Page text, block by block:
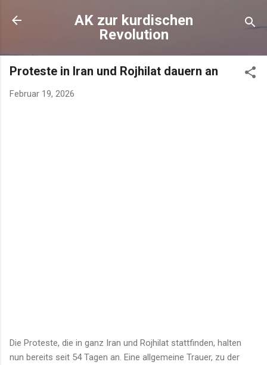
AK zur kurdischen
Revolution
Proteste in Iran und Rojhilat dauern an
Februar 19, 2026
Die Proteste, die in ganz Iran und Rojhilat stattfinden, halten
nun bereits seit 54 Tagen an. Eine allgemeine Trauer, zu der